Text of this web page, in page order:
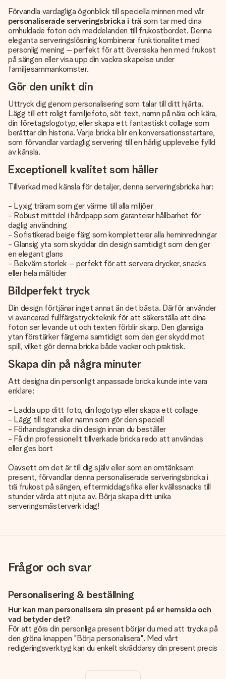
Förvandla vardagliga ögonblick till speciella minnen med vår
personaliserade serveringsbricka i trä som tar med dina
omhuldade foton och meddelanden till frukostbordet. Denna
eleganta serveringslösning kombinerar funktionalitet med
personlig mening – perfekt för att överraska hen med frukost
på sängen eller visa upp din vackra skapelse under
familjesammankomster.
Gör den unikt din
Uttryck dig genom personalisering som talar till ditt hjärta.
Lägg till ett roligt familjefoto, söt text, namn på nära och kära,
din företagslogotyp, eller skapa ett fantastiskt collage som
berättar din historia. Varje bricka blir en konversationsstartare,
som förvandlar vardaglig servering till en härlig upplevelse fylld
av känsla.
Exceptionell kvalitet som håller
Tillverkad med känsla för detaljer, denna serveringsbricka har:
- Lyxig träram som ger värme till alla miljöer
- Robust mittdel i hårdpapp som garanterar hållbarhet för
daglig användning
- Sofistikerad beige färg som kompletterar alla heminredningar
- Glansig yta som skyddar din design samtidigt som den ger
en elegant glans
- Bekväm storlek – perfekt för att servera drycker, snacks
eller hela måltider
Bildperfekt tryck
Din design förtjänar inget annat än det bästa. Därför använder
vi avancerad fullfärgstryckteknik för att säkerställa att dina
foton ser levande ut och texten förblir skarp. Den glansiga
ytan förstärker färgerna samtidigt som den ger skydd mot
spill, vilket gör denna bricka både vacker och praktisk.
Skapa din på några minuter
Att designa din personligt anpassade bricka kunde inte vara
enklare:
- Ladda upp ditt foto, din logotyp eller skapa ett collage
- Lägg till text eller namn som gör den speciell
- Förhandsgranska din design innan du beställer
- Få din professionellt tillverkade bricka redo att användas
eller ges bort
Oavsett om det är till dig själv eller som en omtänksam
present, förvandlar denna personaliserade serveringsbricka i
trä frukost på sängen, eftermiddagsfika eller kvällssnacks till
stunder värda att njuta av. Börja skapa ditt unika
serveringsmästerverk idag!
Frågor och svar
Personalisering & beställning
Hur kan man personalisera sin present på er hemsida och
vad betyder det?
För att göra din personliga present börjar du med att trycka på
den gröna knappen "Börja personalisera". Med vårt
redigeringsverktyg kan du enkelt skräddarsy din present precis